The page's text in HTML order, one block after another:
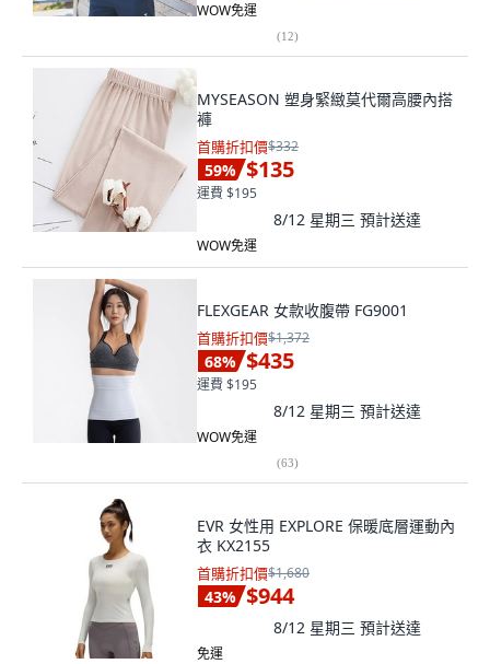
WOW免運
(12)
MYSEASON 塑身緊緻莫代爾高腰內搭
褲
首購折扣價$332
59% $135
運費 $195
8/12 星期三 預計送達
WOW免運
FLEXGEAR 女款收腹帶 FG9001
首購折扣價$1,372
68% $435
運費 $195
8/12 星期三 預計送達
WOW免運
(63)
EVR 女性用 EXPLORE 保暖底層運動內
衣 KX2155
首購折扣價$1,680
43% $944
8/12 星期三 預計送達
免運